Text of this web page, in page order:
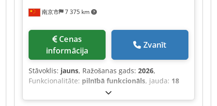
南京市 7 375 km
informācija
Zvanīt
Stāvoklis: jauns, Ražošanas gads: 2026,
Funkcionalitāte: pilnībā funkcionāls, jauda: 18
, ieejas spriegums:
strāva:25 A, ieejas frekvence:50 Hz, ievades